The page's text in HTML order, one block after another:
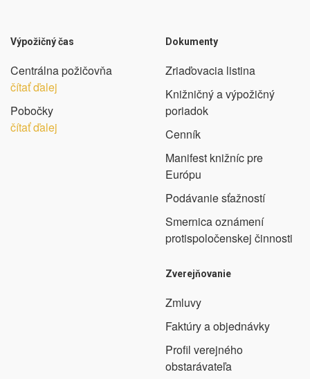
Výpožičný čas
Centrálna požičovňa
čítať ďalej
Pobočky
čítať ďalej
Dokumenty
Zriaďovacia listina
Knižničný a výpožičný
poriadok
Cenník
Manifest knižníc pre
Európu
Podávanie sťažností
Smernica oznámení
protispoločenskej činnosti
Zverejňovanie
Zmluvy
Faktúry a objednávky
Profil verejného
obstarávateľa